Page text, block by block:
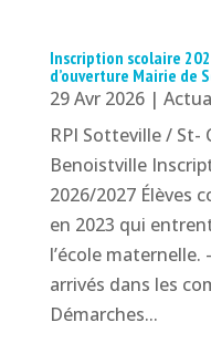
Inscription scolaire
d’ouverture Mairie de
29 Avr 2026|
RPI Sotteville / St-
Benoistville
2026/2027 Élèves
en 2023 qui
l’école
arrivés dans les
Démarches...